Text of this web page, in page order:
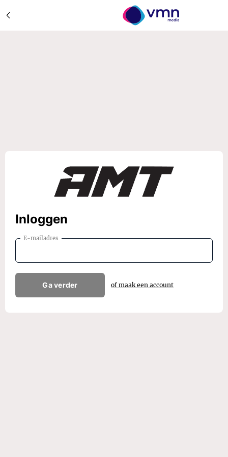
Inloggen
E-mailadres
Ga verder of maak een account